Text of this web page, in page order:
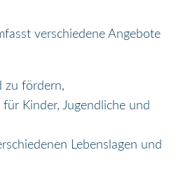
verschiedene Angebote
zu fördern,
Kinder, Jugendliche und
Lebenslagen und